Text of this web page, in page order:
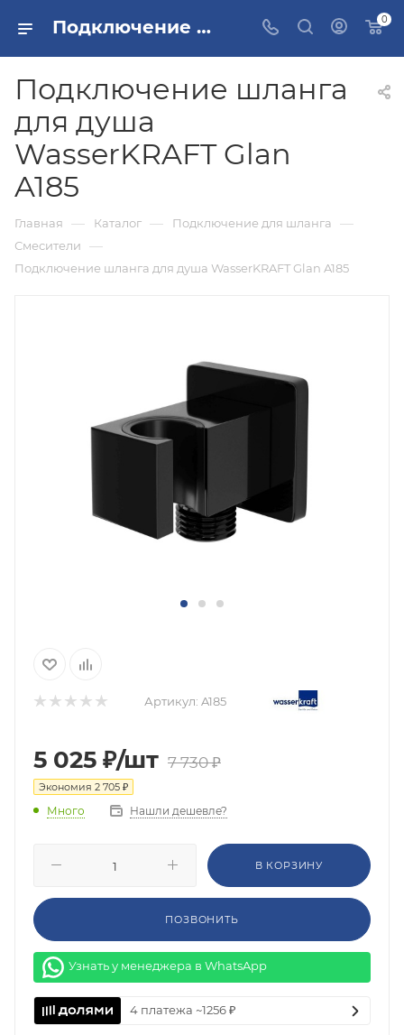
Подключение шланга для душа WasserKRAFT Glan A185 купить в Москве 0
Подключение шланга
для душа
WasserKRAFT Glan
A185
Главная — Каталог — Подключение для шланга —
Смесители —
Подключение шланга для душа WasserKRAFT Glan A185
Артикул: A185
5 025 ₽/шт 7 730₽
Экономия 2 705 ₽
Много Нашли дешевле?
В КОРЗИНУ
ПОЗВОНИТЬ
Узнать у менеджера в WhatsApp
4 платежа ~1256 ₽